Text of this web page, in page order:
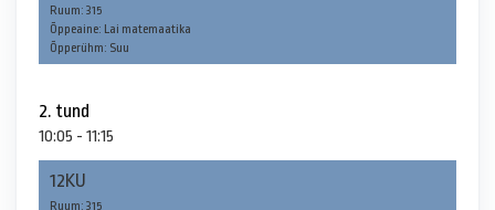
Ruum: 315
Õppeaine: Lai matemaatika
Õpperühm: Suu
2. tund
10:05 - 11:15
12KU
Ruum: 315